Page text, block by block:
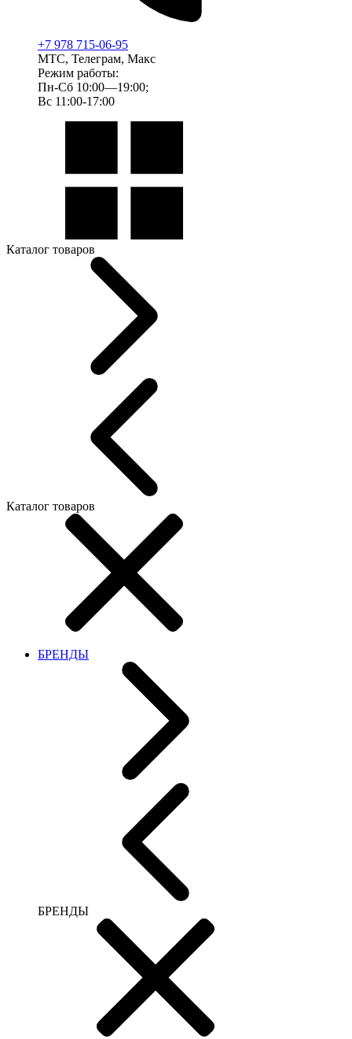
+7 978 715-06-95
МТС, Телеграм, Макс
Режим работы:
Пн-Сб 10:00—19:00;
Вс 11:00-17:00
Каталог товаров
Каталог товаров
БРЕНДЫ
БРЕНДЫ